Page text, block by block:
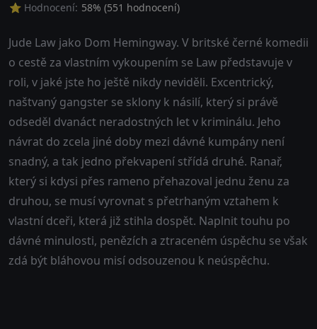
⭐ Hodnocení: 58% (551 hodnocení)
Jude Law jako Dom Hemingway. V britské černé komedii
o cestě za vlastním vykoupením se Law představuje v
roli, v jaké jste ho ještě nikdy neviděli. Excentrický,
naštvaný gangster se sklony k násilí, který si právě
odseděl dvanáct neradostných let v kriminálu. Jeho
návrat do zcela jiné doby mezi dávné kumpány není
snadný, a tak jedno překvapení střídá druhé. Ranař,
který si kdysi přes rameno přehazoval jednu ženu za
druhou, se musí vyrovnat s přetrhaným vztahem k
vlastní dceři, která již stihla dospět. Naplnit touhu po
dávné minulosti, penězích a ztraceném úspěchu se však
zdá být bláhovou misí odsouzenou k neúspěchu.